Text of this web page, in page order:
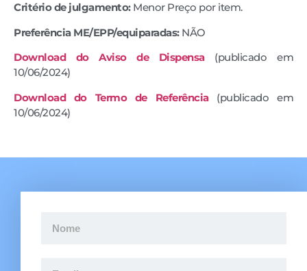
Critério de julgamento: Menor Preço por item.
Preferência ME/EPP/equiparadas:NÃO
Download do Aviso de Dispensa(publicado em
10/06/2024)
Download do Termo de Referência(publicado em
10/06/2024)